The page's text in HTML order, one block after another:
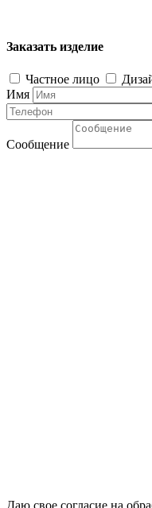
Заказать изделие
Частное лицо
Имя
Сообщение